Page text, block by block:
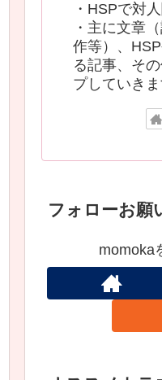
・HSPで対
・主に文章
作等）、
る記事、そ
プしていきま
フォローお願
momoka